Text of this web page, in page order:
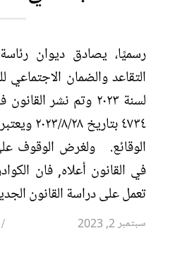
رسميًا، يصادق ديوان
لسنة ٢٠٢٣ وتم نشر
٤٧٣٤
الوقائع. ولغرض الوقوف على
في القانون أعلاه, فان
تعمل على دراسة القانون
سبتمبر 2, 2023 /